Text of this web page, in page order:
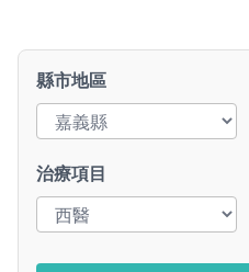
縣市地區
治療項目